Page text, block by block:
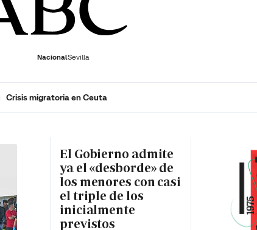
NacionalSevilla
SOCIEDADCULTURAGENTEPLAY
Crisis migratoria en Ceuta
El Gobierno admite
ya el «desborde» de
los menores con casi
el triple de los
inicialmente
previstos